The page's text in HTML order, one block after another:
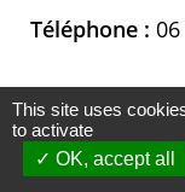
Téléphone :
This site uses
to activate
OK, accept all